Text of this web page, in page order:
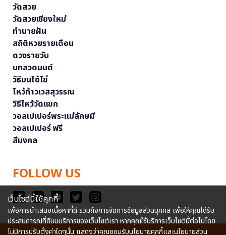
วัดสวย
วัดสวยเชียงใหม่
ทำนายฝัน
สถิติหวยรายเดือน
ดวงรายวัน
บทสวดมนต์
วิธีบนไอ้ไข่
ไหว้ท้าวเวสสุวรรณ
วิธีไหว้วัดแขก
วอลเปเปอร์พระแม่ลักษมี
วอลเปเปอร์ ฟรี
สีมงคล
FOLLOW US
เว็บไซต์นี้ใช้คุกกี้
เพื่อการนำเสนอเนื้อหาที่ดี รวมถึงการจัดการข้อมูลส่วนบุคคล เพื่อให้คุณได้รับ
ประสบการณ์ที่ดีบนบริการของเว็บไซต์เรา หากคุณใช้บริการเว็บไซต์นี้ต่อไปโดย
ไม่มีการปรับตั้งค่าใดๆนั้น แสดงว่าคุณยอมรับนโยบายคุกกี้และนโยบายส่วน